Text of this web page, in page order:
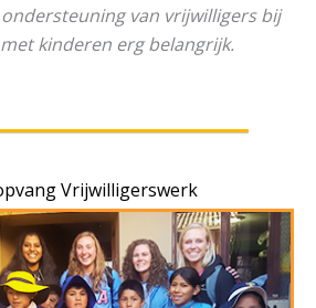
van vrijwilligers bij
kinderen erg belangrijk.
Vrijwilligerswerk